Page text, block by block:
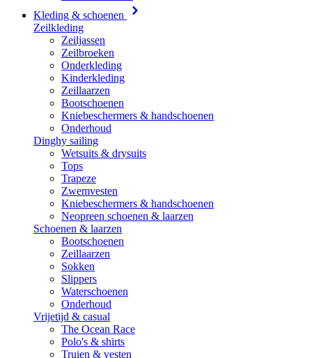
Kleding & schoenen
Zeilkleding
Zeiljassen
Zeilbroeken
Onderkleding
Kinderkleding
Zeillaarzen
Bootschoenen
Kniebeschermers & handschoenen
Onderhoud
Dinghy sailing
Wetsuits & drysuits
Tops
Trapeze
Zwemvesten
Kniebeschermers & handschoenen
Neopreen schoenen & laarzen
Schoenen & laarzen
Bootschoenen
Zeillaarzen
Sokken
Slippers
Waterschoenen
Onderhoud
Vrijetijd & casual
The Ocean Race
Polo's & shirts
Truien & vesten